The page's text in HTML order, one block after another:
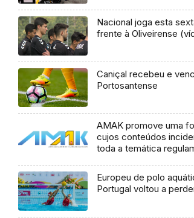
Nacional joga esta
frente à Oliveirense
Caniçal recebeu e
Portosantense
AMAK promove uma
cujos conteúdos
toda a temática
Europeu de polo
Portugal voltou a